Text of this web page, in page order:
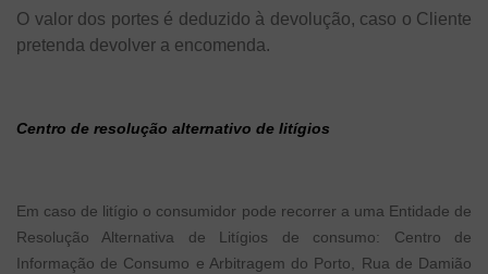
O valor dos portes é deduzido à devolução, caso o Cliente
pretenda devolver a encomenda.
Centro de resolução alternativo de litígios
Em caso de litígio o consumidor pode recorrer a uma Entidade de
Resolução Alternativa de Litígios de consumo: Centro de
Informação de Consumo e Arbitragem do Porto, Rua de Damião